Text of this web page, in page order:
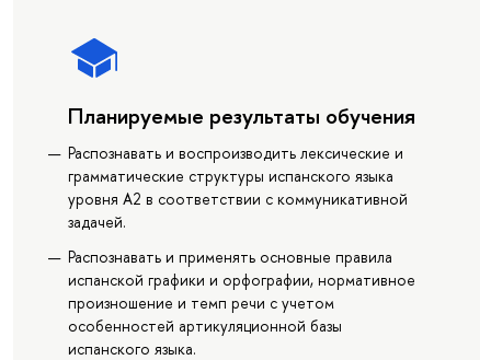
Планируемые результаты обучения
Распознавать и воспроизводить лексические и
грамматические структуры испанского языка
уровня А2 в соответствии с коммуникативной
задачей.
Распознавать и применять основные правила
испанской графики и орфографии, нормативное
произношение и темп речи с учетом
особенностей артикуляционной базы
испанского языка.